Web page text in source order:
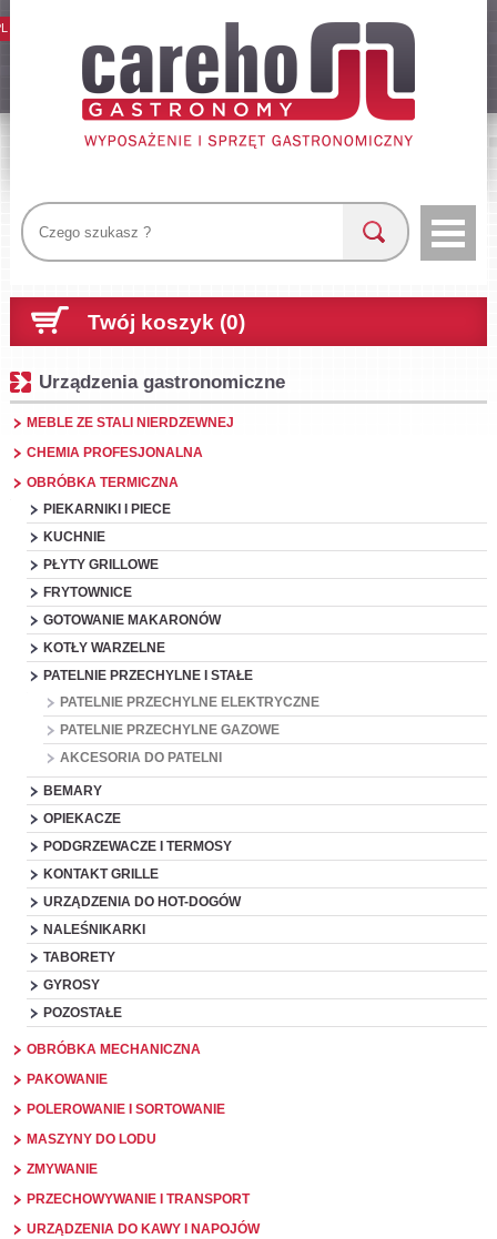
Twój koszyk (0)
Urządzenia gastronomiczne
MEBLE ZE STALI NIERDZEWNEJ
CHEMIA PROFESJONALNA
OBRÓBKA TERMICZNA
PIEKARNIKI I PIECE
KUCHNIE
PŁYTY GRILLOWE
FRYTOWNICE
GOTOWANIE MAKARONÓW
KOTŁY WARZELNE
PATELNIE PRZECHYLNE I STAŁE
PATELNIE PRZECHYLNE ELEKTRYCZNE
PATELNIE PRZECHYLNE GAZOWE
AKCESORIA DO PATELNI
BEMARY
OPIEKACZE
PODGRZEWACZE I TERMOSY
KONTAKT GRILLE
URZĄDZENIA DO HOT-DOGÓW
NALEŚNIKARKI
TABORETY
GYROSY
POZOSTAŁE
OBRÓBKA MECHANICZNA
PAKOWANIE
POLEROWANIE I SORTOWANIE
MASZYNY DO LODU
ZMYWANIE
PRZECHOWYWANIE I TRANSPORT
URZĄDZENIA DO KAWY I NAPOJÓW